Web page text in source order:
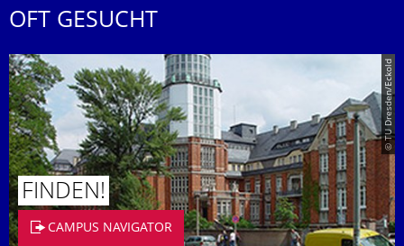
OFT GESUCHT
© TU Dresden/Eckold
FINDEN!
CAMPUS NAVIGATOR